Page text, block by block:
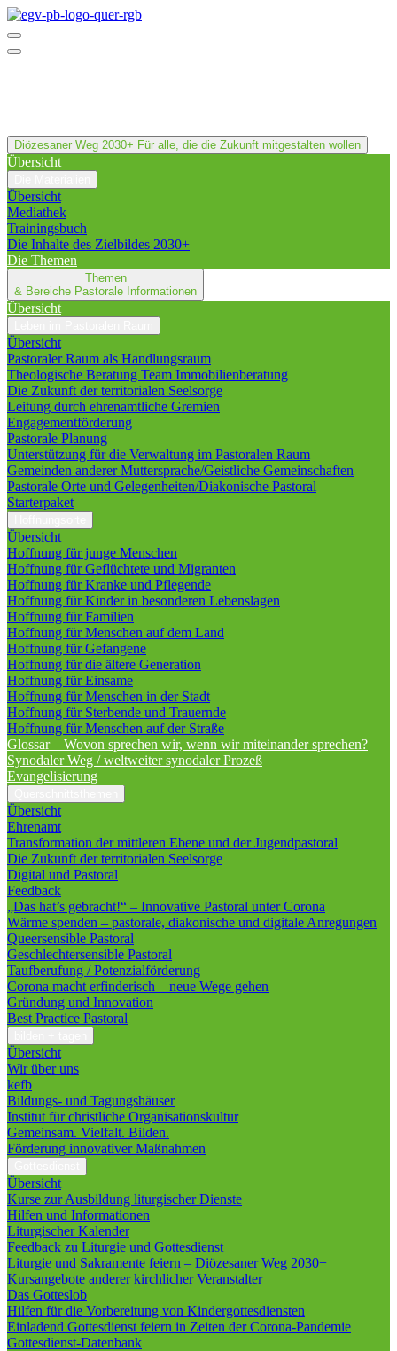
Diözesaner Weg 2030+ Für alle, die die Zukunft mitgestalten wollen
Übersicht
Übersicht
Mediathek
Trainingsbuch
Die Inhalte des Zielbildes 2030+
Die Themen
Themen
& Bereiche Pastorale Informationen
Übersicht
Übersicht
Pastoraler Raum als Handlungsraum
Theologische Beratung Team Immobilienberatung
Die Zukunft der territorialen Seelsorge
Leitung durch ehrenamtliche Gremien
Engagementförderung
Pastorale Planung
Unterstützung für die Verwaltung im Pastoralen Raum
Gemeinden anderer Muttersprache/Geistliche Gemeinschaften
Pastorale Orte und Gelegenheiten/Diakonische Pastoral
Starterpaket
Übersicht
Hoffnung für junge Menschen
Hoffnung für Geflüchtete und Migranten
Hoffnung für Kranke und Pflegende
Hoffnung für Kinder in besonderen Lebenslagen
Hoffnung für Familien
Hoffnung für Menschen auf dem Land
Hoffnung für Gefangene
Hoffnung für die ältere Generation
Hoffnung für Einsame
Hoffnung für Menschen in der Stadt
Hoffnung für Sterbende und Trauernde
Hoffnung für Menschen auf der Straße
Glossar – Wovon sprechen wir, wenn wir miteinander sprechen?
Synodaler Weg / weltweiter synodaler Prozeß
Evangelisierung
Übersicht
Ehrenamt
Transformation der mittleren Ebene und der Jugendpastoral
Die Zukunft der territorialen Seelsorge
Digital und Pastoral
Feedback
„Das hat’s gebracht!“ – Innovative Pastoral unter Corona
Wärme spenden – pastorale, diakonische und digitale Anregungen
Queersensible Pastoral
Geschlechtersensible Pastoral
Taufberufung / Potenzialförderung
Corona macht erfinderisch – neue Wege gehen
Gründung und Innovation
Best Practice Pastoral
Übersicht
Wir über uns
kefb
Bildungs- und Tagungshäuser
Institut für christliche Organisationskultur
Gemeinsam. Vielfalt. Bilden.
Förderung innovativer Maßnahmen
Übersicht
Kurse zur Ausbildung liturgischer Dienste
Hilfen und Informationen
Liturgischer Kalender
Feedback zu Liturgie und Gottesdienst
Liturgie und Sakramente feiern – Diözesaner Weg 2030+
Kursangebote anderer kirchlicher Veranstalter
Das Gotteslob
Hilfen für die Vorbereitung von Kindergottesdiensten
Einladend Gottesdienst feiern in Zeiten der Corona-Pandemie
Gottesdienst-Datenbank